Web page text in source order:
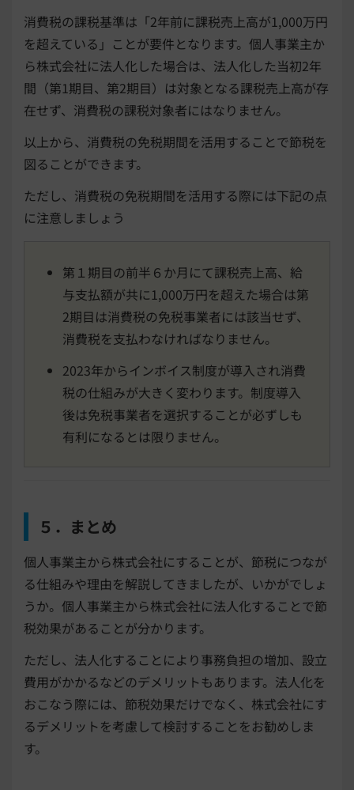
消費税の課税基準は「2年前に課税売上高が1,000万円
を超えている」ことが要件となり ます。個人事業主か
ら株式会社に法人化した場合は、法人化した当初2年
間（第1期目、第2期目）は対象となる課税売上高が存
在せず、消費税の課税対象者にはなりません。
以上から、消費税の免税期間を活用することで節税を
図ることができます。
ただし、消費税の免税期間を活用する際には下記の点
に注意しましょう
第１期目の前半６か月にて課税売上高、給
与支払額が共に1,000万円を超えた場合は第
2期目は消費税の免税事業者には該当せず、
消費税を支払わなければなりません。
2023年からインボイス制度が導入され消費
税の仕組みが大きく変わります。 制度導入
後は免税事業者を選択することが必ずしも
有利になるとは限りません。
５．まとめ
個人事業主から株式会社にすることが、節税につなが
る仕組みや理由を解説してきましたが、いかがでしょ
うか。個人事業主から株式会社に法人化することで節
税効果があることが分かります。
ただし、法人化することにより事務負担の増加、設立
費用がかかるなどのデメリットもあります。法人化を
おこなう際には、節税効果だけでなく、株式会社にす
るデメリットを考慮して検討することをお勧めしま
す。